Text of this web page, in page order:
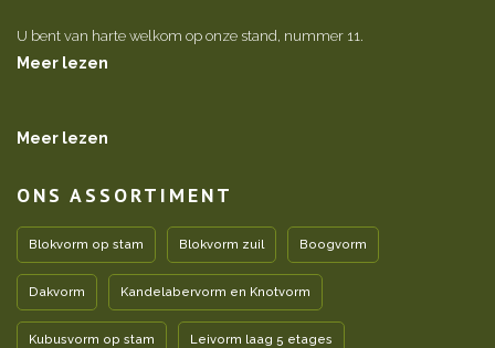
U bent van harte welkom op onze stand, nummer 11.
Meer lezen
Meer lezen
ONS ASSORTIMENT
Blokvorm op stam Blokvorm zuil Boogvorm
Dakvorm Kandelabervorm en Knotvorm
Kubusvorm op stam Leivorm laag 5 etages